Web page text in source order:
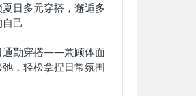
夏日多元穿搭，邂逅多
己
通勤穿搭——兼顾体面
弛，轻松拿捏日常氛围